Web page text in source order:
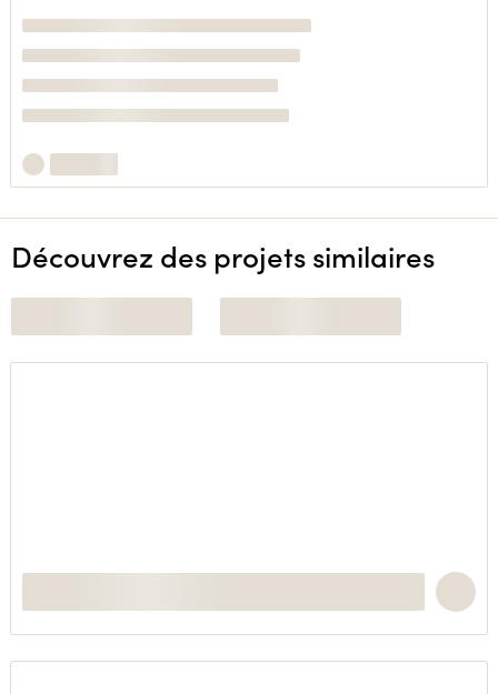
Découvrez des projets similaires